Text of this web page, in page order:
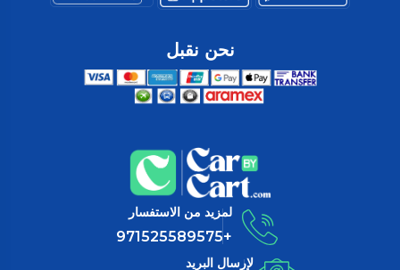
نحن نقبل
لمزيد من الاستفسار
+971525589575
لإرسال البريد